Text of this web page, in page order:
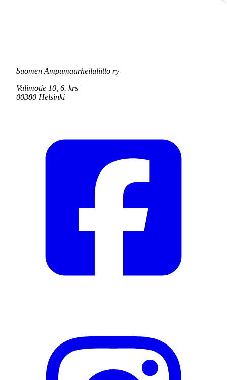
Suomen Ampumaurheiluliitto ry
Valimotie 10, 6. krs
00380 Helsinki